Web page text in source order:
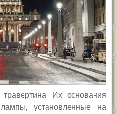
Их основания
установленные на